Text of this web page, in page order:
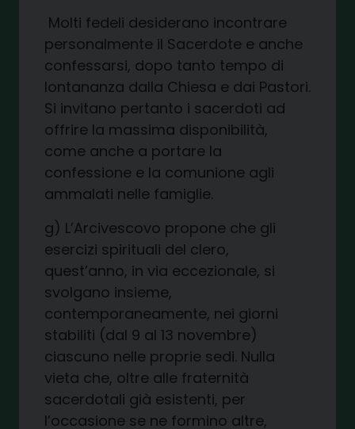
Molti fedeli desiderano incontrare
personalmente il Sacerdote e anche
confessarsi, dopo tanto tempo di
lontananza dalla Chiesa e dai Pastori.
Si invitano pertanto i sacerdoti ad
offrire la massima disponibilità,
come anche a portare la
confessione e la comunione agli
ammalati nelle famiglie.
g) L’Arcivescovo propone che gli
esercizi spirituali del clero,
quest’anno, in via eccezionale, si
svolgano insieme,
contemporaneamente, nei giorni
stabiliti (dal 9 al 13 novembre)
ciascuno nelle proprie sedi. Nulla
vieta che, oltre alle fraternità
sacerdotali già esistenti, per
l’occasione se ne formino altre,